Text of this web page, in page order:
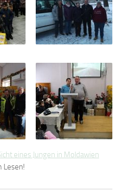
eines Jungen in Moldawien
Lesen!